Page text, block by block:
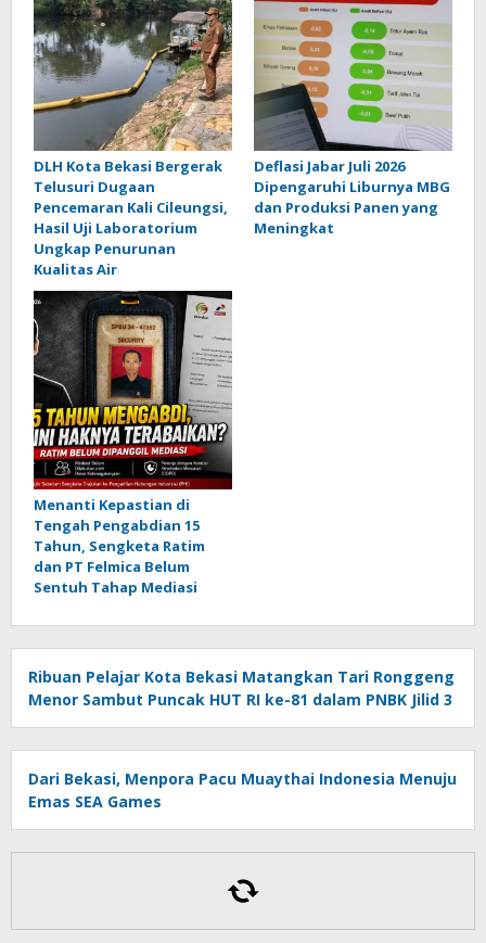
DLH Kota Bekasi Bergerak
Telusuri Dugaan
Pencemaran Kali Cileungsi,
Hasil Uji Laboratorium
Ungkap Penurunan
Kualitas Air
Deflasi Jabar Juli 2026
Dipengaruhi Liburnya MBG
dan Produksi Panen yang
Meningkat
Menanti Kepastian di
Tengah Pengabdian 15
Tahun, Sengketa Ratim
dan PT Felmica Belum
Sentuh Tahap Mediasi
Ribuan Pelajar Kota Bekasi Matangkan Tari Ronggeng
Menor Sambut Puncak HUT RI ke-81 dalam PNBK Jilid 3
Dari Bekasi, Menpora Pacu Muaythai Indonesia Menuju
Emas SEA Games